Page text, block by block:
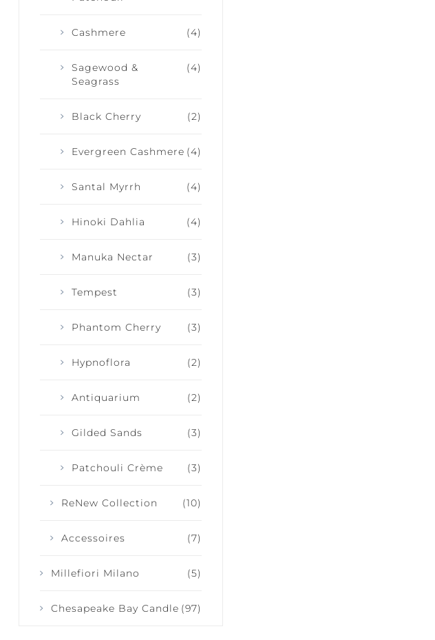
(4)
Cashmere
(4)
Sagewood &
Seagrass
(2)
Black Cherry
(4)
Evergreen Cashmere
(4)
Santal Myrrh
(4)
Hinoki Dahlia
(3)
Manuka Nectar
(3)
Tempest
(3)
Phantom Cherry
(2)
Hypnoflora
(2)
Antiquarium
(3)
Gilded Sands
(3)
Patchouli Crème
(10)
ReNew Collection
(7)
Accessoires
(5)
Millefiori Milano
(97)
Chesapeake Bay Candle